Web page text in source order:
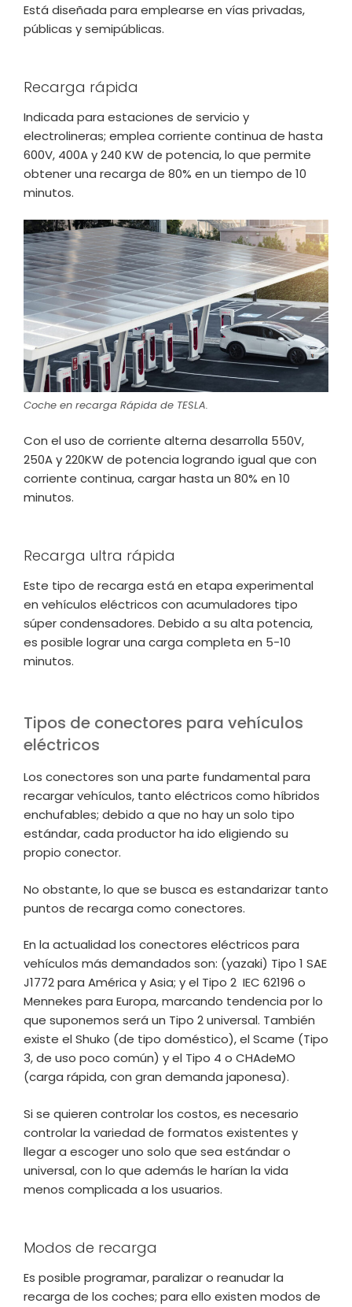
Está diseñada para emplearse en vías privadas,
públicas y semipúblicas.
Recarga rápida
Indicada para estaciones de servicio y
electrolineras; emplea corriente continua de hasta
600V, 400A y 240 KW de potencia, lo que permite
obtener una recarga de 80% en un tiempo de 10
minutos.
Coche en recarga Rápida de TESLA.
Con el uso de corriente alterna desarrolla 550V,
250A y 220KW de potencia logrando igual que con
corriente continua, cargar hasta un 80% en 10
minutos.
Recarga ultra rápida
Este tipo de recarga está en etapa experimental
en vehículos eléctricos con acumuladores tipo
súper condensadores. Debido a su alta potencia,
es posible lograr una carga completa en 5-10
minutos.
Tipos de conectores para vehículos
eléctricos
Los conectores son una parte fundamental para
recargar vehículos, tanto eléctricos como híbridos
enchufables; debido a que no hay un solo tipo
estándar, cada productor ha ido eligiendo su
propio conector.
No obstante, lo que se busca es estandarizar tanto
puntos de recarga como conectores.
En la actualidad los conectores eléctricos para
vehículos más demandados son: (yazaki) Tipo 1 SAE
J1772 para América y Asia; y el Tipo 2 IEC 62196 o
Mennekes para Europa, marcando tendencia por lo
que suponemos será un Tipo 2 universal. También
existe el Shuko (de tipo doméstico), el Scame (Tipo
3, de uso poco común) y el Tipo 4 o CHAdeMO
(carga rápida, con gran demanda japonesa).
Si se quieren controlar los costos, es necesario
controlar la variedad de formatos existentes y
llegar a escoger uno solo que sea estándar o
universal, con lo que además le harían la vida
menos complicada a los usuarios.
Modos de recarga
Es posible programar, paralizar o reanudar la
recarga de los coches; para ello existen modos de